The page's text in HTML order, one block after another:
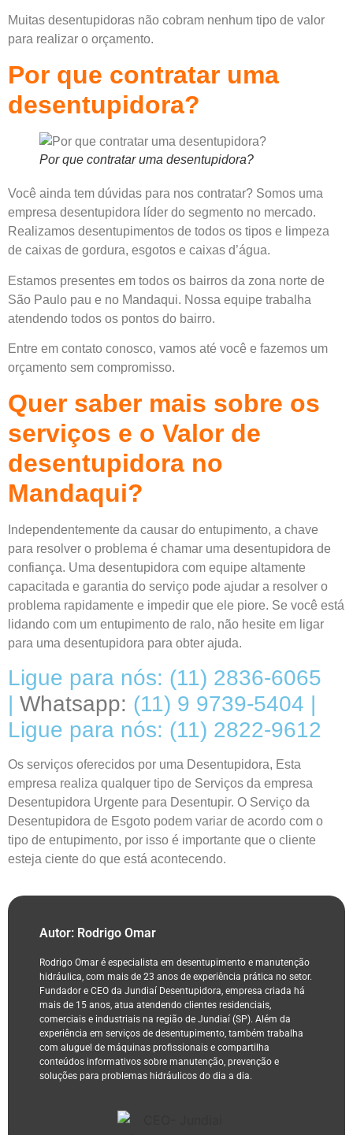
Muitas desentupidoras não cobram nenhum tipo de valor
para realizar o orçamento.
Por que contratar uma
desentupidora?
Por que contratar uma desentupidora?
Você ainda tem dúvidas para nos contratar? Somos uma
empresa desentupidora líder do segmento no mercado.
Realizamos desentupimentos de todos os tipos e limpeza
de caixas de gordura, esgotos e caixas d’água.
Estamos presentes em todos os bairros da zona norte de
São Paulo pau e no Mandaqui. Nossa equipe trabalha
atendendo todos os pontos do bairro.
Entre em contato conosco, vamos até você e fazemos um
orçamento sem compromisso.
Quer saber mais sobre os
serviços e o Valor de
desentupidora no
Mandaqui?
Independentemente da causar do entupimento, a chave
para resolver o problema é chamar uma desentupidora de
confiança. Uma desentupidora com equipe altamente
capacitada e garantia do serviço pode ajudar a resolver o
problema rapidamente e impedir que ele piore. Se você está
lidando com um entupimento de ralo, não hesite em ligar
para uma desentupidora para obter ajuda.
Ligue para nós: (11) 2836-6065
| Whatsapp: (11) 9 9739-5404 |
Ligue para nós: (11) 2822-9612
Os serviços oferecidos por uma Desentupidora, Esta
empresa realiza qualquer tipo de Serviços da empresa
Desentupidora Urgente para Desentupir. O Serviço da
Desentupidora de Esgoto podem variar de acordo com o
tipo de entupimento, por isso é importante que o cliente
esteja ciente do que está acontecendo.
Autor: Rodrigo Omar
Rodrigo Omar é especialista em desentupimento e manutenção
hidráulica, com mais de 23 anos de experiência prática no setor.
Fundador e CEO da Jundiaí Desentupidora, empresa criada há
mais de 15 anos, atua atendendo clientes residenciais,
comerciais e industriais na região de Jundiaí (SP). Além da
experiência em serviços de desentupimento, também trabalha
com aluguel de máquinas profissionais e compartilha
conteúdos informativos sobre manutenção, prevenção e
soluções para problemas hidráulicos do dia a dia.